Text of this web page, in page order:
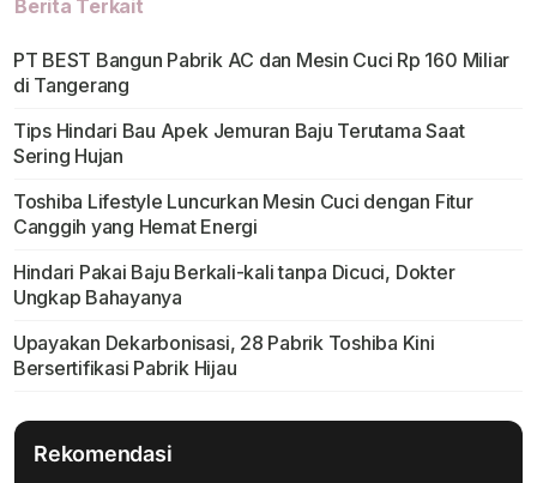
Berita Terkait
PT BEST Bangun Pabrik AC dan Mesin Cuci Rp 160 Miliar
di Tangerang
Tips Hindari Bau Apek Jemuran Baju Terutama Saat
Sering Hujan
Toshiba Lifestyle Luncurkan Mesin Cuci dengan Fitur
Canggih yang Hemat Energi
Hindari Pakai Baju Berkali-kali tanpa Dicuci, Dokter
Ungkap Bahayanya
Upayakan Dekarbonisasi, 28 Pabrik Toshiba Kini
Bersertifikasi Pabrik Hijau
Rekomendasi